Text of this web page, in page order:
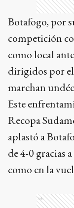
Botafogo, por
competición
como local
dirigidos por
marchan
Este
Recopa
aplastó a
de 4-0 gracias
como en la
Ads